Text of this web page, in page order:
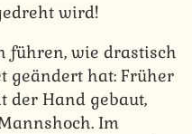
wird!
führen, wie drastisch
geändert hat: Früher
der Hand gebaut,
Im